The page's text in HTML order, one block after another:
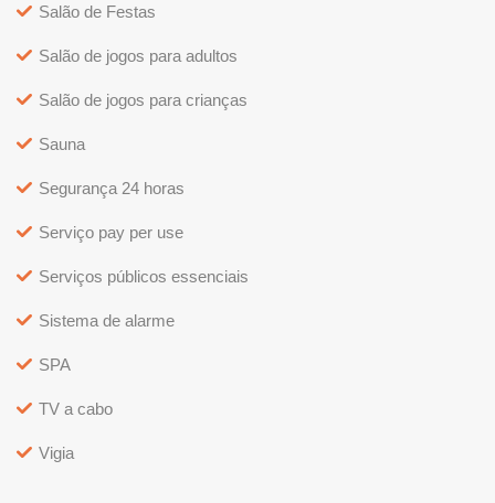
Salão de Festas
Salão de jogos para adultos
Salão de jogos para crianças
Sauna
Segurança 24 horas
Serviço pay per use
Serviços públicos essenciais
Sistema de alarme
SPA
TV a cabo
Vigia